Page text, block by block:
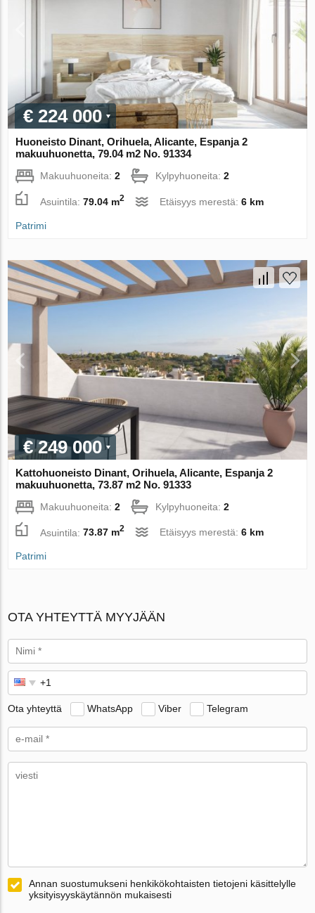
€ 224 000
Huoneisto Dinant, Orihuela, Alicante, Espanja 2
makuuhuonetta, 79.04 m2 No. 91334
Makuuhuoneita:2 Kylpyhuoneita:2
Asuintila:79.04 m2 Etäisyys merestä:6 km
Patrimi
€ 249 000
Kattohuoneisto Dinant, Orihuela, Alicante, Espanja 2
makuuhuonetta, 73.87 m2 No. 91333
Makuuhuoneita:2 Kylpyhuoneita:2
Asuintila:73.87 m2 Etäisyys merestä:6 km
Patrimi
OTA YHTEYTTÄ MYYJÄÄN
Ota yhteyttä WhatsApp Viber Telegram
Annan suostumukseni henkikökohtaisten tietojeni käsittelylle
yksityisyyskäytännön mukaisesti